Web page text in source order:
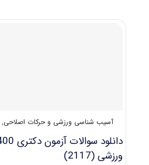
۱۴۰۰
آسیب شناسی ورزشی و حرکات اصلاحی,
ورزشی (2117)